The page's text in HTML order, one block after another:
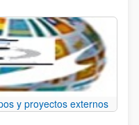
y proyectos externos